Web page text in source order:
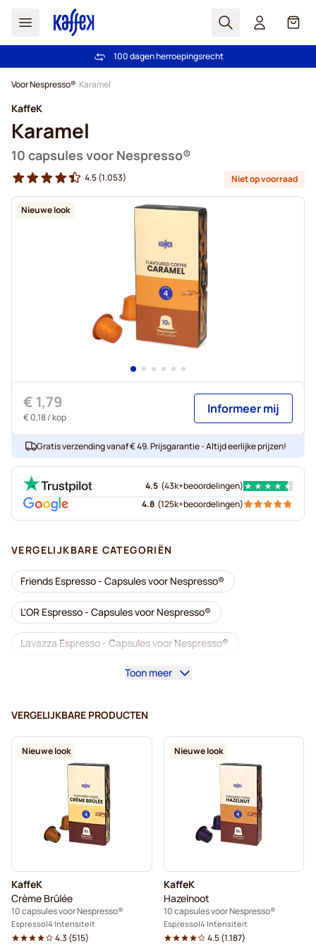
Zoek Cart
Gratis verzending vanaf € 49
100 dagen herroepingsrecht
Voor Nespresso® Karamel
Nieuwe look
KaffeK
Karamel
10 capsules voor Nespresso®
4.5(1.053) Niet op voorraad
€ 1,79
€ 0,18/ kop
Informeer mij
Gratis verzending vanaf € 49. Prijsgarantie - Altijd eerlijke prijzen!
4.5 (43k+beoordelingen)
4.8 (125k+beoordelingen)
VERGELIJKBARE CATEGORIËN
Friends Espresso - Capsules voor Nespresso®
L'OR Espresso - Capsules voor Nespresso®
Lavazza Espresso - Capsules voor Nespresso®
Starbucks voor Nespresso®
Lungocapsules voor Nespresso®
Lavazza voor Nespresso®
illy - Koffiecapsules voor Nespresso®
Café Royal - Koffiecapsules voor Nespresso®
Koffieverrijkers voor Nespresso®
Ontkalken en onderhoud voor Nespresso®
Toon meer
VERGELIJKBARE PRODUCTEN
Nieuwe look
KaffeK
Crème Brûlée
10 capsules voor Nespresso®
Espresso 4 Intensiteit
4.3 (515)
Nieuwe look
KaffeK
Hazelnoot
10 capsules voor Nespresso®
Espresso 4 Intensiteit
4.5(1.187)